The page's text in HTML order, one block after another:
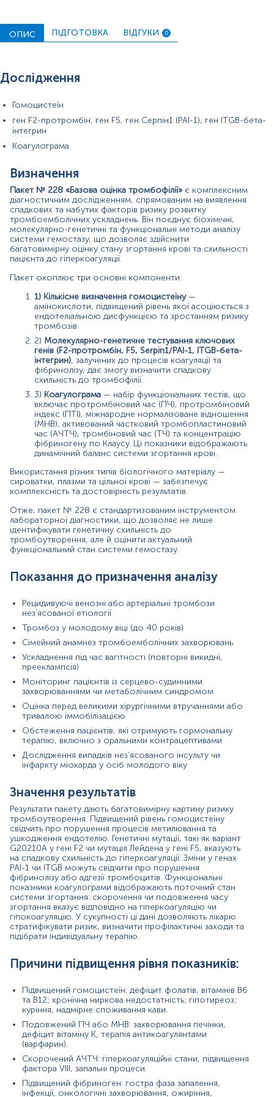
бета-інтегрин)
та фібринолізу, дає змогу визначити спадкову
протромбіновий індекс (ПТІ), міжнародне
частковий тромбопластиновий час (AЧТЧ),
тромбіновий час (TЧ) та концентрацію
фібриногену по Клаусу. Ці показники
відображають динамічний баланс системи
згортання крові.
Використання різних типів біологічного матеріалу —
сироватки, плазми та цільної крові — забезпечує
комплексність та достовірність результатів.
Отже, пакет № 228 є стандартизованим інструментом
лабораторної діагностики, що дозволяє не лише
ідентифікувати генетичну схильність до
тромбоутворення, але й оцінити актуальний
функціональний стан системи гемостазу.
Показання до призначення аналізу
Рецидивуючі венозні або артеріальні тромбози
нез’ясованої етіології
Тромбоз у молодому віці (до 40 років)
Сімейний анамнез тромбоемболічних
захворювань
Ускладнення під час вагітності (повторні викидні,
прееклампсія)
Моніторинг пацієнтів із серцево-судинними
захворюваннями чи метаболічним синдромом
Оцінка перед великими хірургічними втручаннями
або тривалою іммобілізацією
Обстеження пацієнтів, які отримують
гормональну терапію, включно з оральними
контрацептивами
Дослідження випадків нез’ясованого інсульту чи
інфаркту міокарда у осіб молодого віку
Значення результатів
Результати пакету дають багатовимірну картину ризику
тромбоутворення. Підвищений рівень гомоцистеїну
свідчить про порушення процесів метилювання та
ушкодження ендотелію. Генетичні мутації, такі як
варіант G20210A у гені F2 чи мутація Лейдена у гені F5,
вказують на спадкову схильність до гіперкоагуляції.
порушення фібринолізу або адгезії тромбоцитів.
Функціональні показники коагулограми відображають
поточний стан системи згортання: скорочення чи
подовження часу згортання вказує відповідно на
гіперкоагуляцію чи гіпокоагуляцію. У сукупності ці дані
дозволяють лікарю стратифікувати ризик, визначити
профілактичні заходи та підібрати індивідуальну
терапію.
Причини підвищення рівня показників:
Підвищений гомоцистеїн: дефіцит фолатів,
вітамінів B6 та B12; хронічна ниркова
недостатність; гіпотиреоз; куріння, надмірне
споживання кави.
Подовжений ПЧ або МНВ: захворювання печінки,
дефіцит вітаміну K, терапія антикоагулянтами
(варфарин).
Скорочений AЧТЧ: гіперкоагуляційні стани,
Підвищений фібриноген: гостра фаза запалення,
інфекції, онкологічні захворювання, ожиріння,
метаболічний синдром.
Генетичні мутації: спадкові поліморфізми, що
призводять до надмірного утворення тромбіну
або порушення фібринолізу.
Причини зниження рівня показників:
Знижений гомоцистеїн: прийом фолатів та
вітамінів групи B, рослинна дієта.
Знижений фібриноген: вроджена
гіпофібриногенемія, тяжкі ураження печінки, ДВЗ-
синдром.
Скорочений ПЧ або МНВ: високий рівень
Подовжений AЧТЧ: дефіцит факторів VIII, IX, XI
типу; терапія гепарином.
Відсутність ризикових алелів: захисні
поліморфізми, що знижують схильність до
тромбозів.
Показання до призначення аналізу в окремих
напрямках:
Кардіологія:оцінка пацієнтів з інфарктом
міокарда, інсультом чи захворюваннями
периферичних артерій.
ОПИС ПІДГОТОВКА ВІДГУКИ 0
Дослідження
Гомоцистеїн
ген F2-протромбін, ген F5, ген Серпін1 (PAI-1), ген ITGB-бета-
інтегрин
Коагулограма
Визначення
Пакет № 228 «Базова оцінка тромбофілії»є комплексним
діагностичним дослідженням, спрямованим на виявлення
спадкових та набутих факторів ризику розвитку
тромбоемболічних ускладнень. Він поєднує біохімічні,
молекулярно-генетичні та функціональні методи аналізу
системи гемостазу, що дозволяє здійснити
багатовимірну оцінку стану згортання крові та схильності
пацієнта до гіперкоагуляції.
Пакет охоплює три основні компоненти:
1) Кількісне визначення гомоцистеїну—
амінокислоти, підвищений рівень якої асоціюється з
ендотеліальною дисфункцією та зростанням ризику
тромбозів.
2) Молекулярно-генетичне тестування ключових
генів (F2-протромбін, F5, Serpin1/PAI-1, ITGB-бета-
інтегрин), залучених до процесів коагуляції та
фібринолізу, дає змогу визначити спадкову
схильність до тромбофілії.
3) Коагулограма — набір функціональних тестів, що
включає протромбіновий час (ПЧ), протромбіновий
індекс (ПТІ), міжнародне нормалізоване відношення
(МНВ), активований частковий тромбопластиновий
час (AЧТЧ), тромбіновий час (TЧ) та концентрацію
фібриногену по Клаусу. Ці показники відображають
динамічний баланс системи згортання крові.
Використання різних типів біологічного матеріалу —
сироватки, плазми та цільної крові — забезпечує
комплексність та достовірність результатів.
Отже, пакет № 228 є стандартизованим інструментом
лабораторної діагностики, що дозволяє не лише
ідентифікувати генетичну схильність до
тромбоутворення, але й оцінити актуальний
функціональний стан системи гемостазу.
Показання до призначення аналізу
Рецидивуючі венозні або артеріальні тромбози
нез’ясованої етіології
Тромбоз у молодому віці (до 40 років)
Сімейний анамнез тромбоемболічних захворювань
Ускладнення під час вагітності (повторні викидні,
прееклампсія)
Моніторинг пацієнтів із серцево-судинними
захворюваннями чи метаболічним синдромом
Оцінка перед великими хірургічними втручаннями або
тривалою іммобілізацією
Обстеження пацієнтів, які отримують гормональну
терапію, включно з оральними контрацептивами
Дослідження випадків нез’ясованого інсульту чи
інфаркту міокарда у осіб молодого віку
Значення результатів
Результати пакету дають багатовимірну картину ризику
тромбоутворення. Підвищений рівень гомоцистеїну
свідчить про порушення процесів метилювання та
ушкодження ендотелію. Генетичні мутації, такі як варіант
G20210A у гені F2 чи мутація Лейдена у гені F5, вказують
на спадкову схильність до гіперкоагуляції. Зміни у генах
PAI-1 чи ITGB можуть свідчити про порушення
фібринолізу або адгезії тромбоцитів. Функціональні
показники коагулограми відображають поточний стан
системи згортання: скорочення чи подовження часу
згортання вказує відповідно на гіперкоагуляцію чи
гіпокоагуляцію. У сукупності ці дані дозволяють лікарю
стратифікувати ризик, визначити профілактичні заходи та
підібрати індивідуальну терапію.
Причини підвищення рівня показників:
Підвищений гомоцистеїн: дефіцит фолатів, вітамінів B6
та B12; хронічна ниркова недостатність; гіпотиреоз;
куріння, надмірне споживання кави.
Подовжений ПЧ або МНВ: захворювання печінки,
дефіцит вітаміну K, терапія антикоагулянтами
(варфарин).
Скорочений AЧТЧ: гіперкоагуляційні стани, підвищення
фактора VIII, запальні процеси.
Підвищений фібриноген: гостра фаза запалення,
інфекції, онкологічні захворювання, ожиріння,